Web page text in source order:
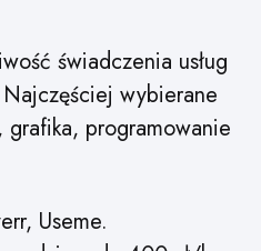
świadczenia usług
wybierane
programowanie
Useme.